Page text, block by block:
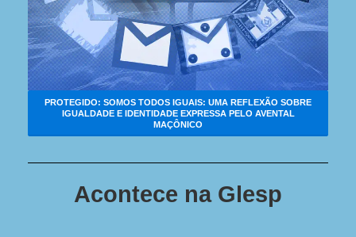
PROTEGIDO: SOMOS TODOS IGUAIS: UMA REFLEXÃO SOBRE
IGUALDADE E IDENTIDADE EXPRESSA PELO AVENTAL
MAÇÔNICO
Acontece na Glesp